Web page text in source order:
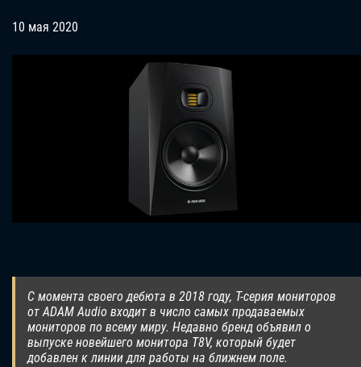
10 мая 2020
С момента своего дебюта в 2018 году, T-серия мониторов
от ADAM Audio входит в число самых продаваемых
мониторов по всему миру. Недавно бренд объявил о
выпуске новейшего монитора T8V, который будет
добавлен к линии для работы на ближнем поле.